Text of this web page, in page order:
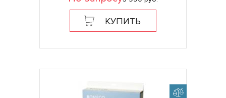
КУПИТЬ